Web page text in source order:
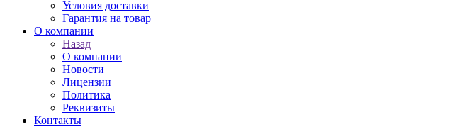
Условия доставки
Гарантия на товар
О компании
Назад
О компании
Новости
Лицензии
Политика
Реквизиты
Контакты